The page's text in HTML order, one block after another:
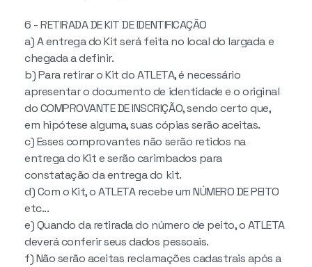
6 - RETIRADA DE KIT DE IDENTIFICAÇÃO
a) A entrega do Kit será feita no local do largada e
chegada a definir.
b) Para retirar o Kit do ATLETA, é necessário
apresentar o documento de identidade e o original
do COMPROVANTE DE INSCRIÇÃO, sendo certo que,
em hipótese alguma, suas cópias serão aceitas.
c) Esses comprovantes não serão retidos na
entrega do Kit e serão carimbados para
constatação da entrega do kit.
d) Com o Kit, o ATLETA recebe um NÚMERO DE PEITO
etc...
e) Quando da retirada do número de peito, o ATLETA
deverá conferir seus dados pessoais.
f) Não serão aceitas reclamações cadastrais após a